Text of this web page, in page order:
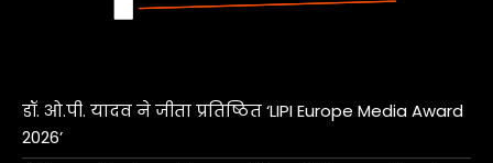
डॉ. ओ.पी. यादव ने जीता प्रतिष्ठित ‘LIPI Europe Media Award
2026’